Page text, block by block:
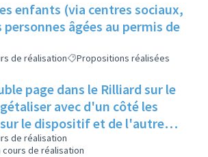
enfants (via centres sociaux,
personnes âgées au permis de
de réalisation Propositions réalisées
page dans le Rilliard sur le
avec d'un côté les
le dispositif et de l'autre
concrets de lieux à
de réalisation
de réalisation